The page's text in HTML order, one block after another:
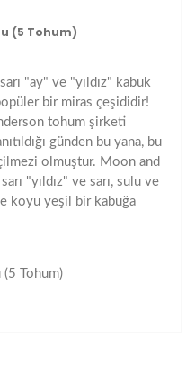
(5 Tohum)
"ay" ve "yıldız" kabuk
bir miras çeşididir!
tohum şirketi
günden bu yana, bu
olmuştur. Moon and
"yıldız" ve sarı, sulu ve
koyu yeşil bir kabuğa
(5 Tohum)